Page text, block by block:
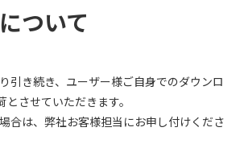
ついて
引き続き、ユーザー様ご自身でのダウンロ
させていただきます。
合は、弊社お客様担当にお申し付けくださ